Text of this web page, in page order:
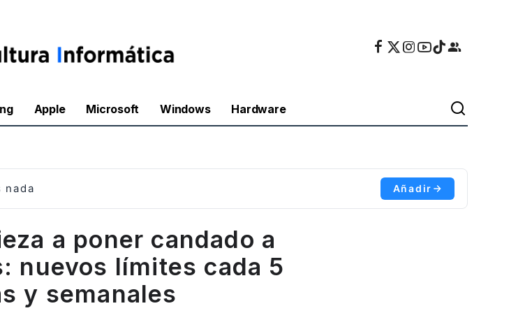
Apple Microsoft Windows Hardware
nada Añadir
a poner candado a
nuevos límites cada 5
y semanales